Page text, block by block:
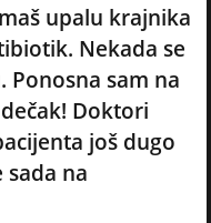
upalu krajnika
Nekada se
Ponosna sam na
Doktori
još dugo
na